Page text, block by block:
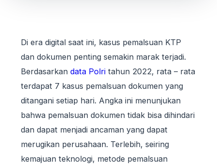
Di era digital saat ini, kasus pemalsuan KTP
dan dokumen penting semakin marak terjadi.
Berdasarkan data Polritahun 2022, rata – rata
terdapat 7 kasus pemalsuan dokumen yang
ditangani setiap hari. Angka ini menunjukan
bahwa pemalsuan dokumen tidak bisa dihindari
dan dapat menjadi ancaman yang dapat
merugikan perusahaan. Terlebih, seiring
kemajuan teknologi, metode pemalsuan